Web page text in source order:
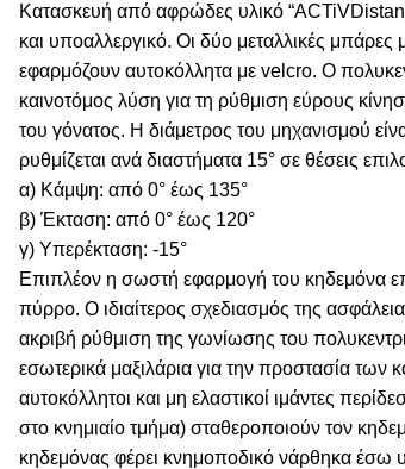
Κατασκευή από αφρώδες υλικό
και υποαλλεργικό. Οι δύο μεταλλικές
εφαρμόζουν αυτοκόλλητα με velcro. Ο
καινοτόμος λύση για τη ρύθμιση εύρους
του γόνατος. Η διάμετρος του μηχανισμού
ρυθμίζεται ανά διαστήματα 15° σε θέσεις
α) Κάμψη: από 0° έως 135°
β) Έκταση: από 0° έως 120°
γ) Υπερέκταση: -15°
Επιπλέον η σωστή εφαρμογή του κηδεμόνα
πύρρο. Ο ιδιαίτερος σχεδιασμός της
ακριβή ρύθμιση της γωνίωσης του
εσωτερικά μαξιλάρια για την προστασία των
αυτοκόλλητοι και μη ελαστικοί ιμάντες
στο κνημιαίο τμήμα) σταθεροποιούν τον
κηδεμόνας φέρει κνημοποδικό νάρθηκα έσω